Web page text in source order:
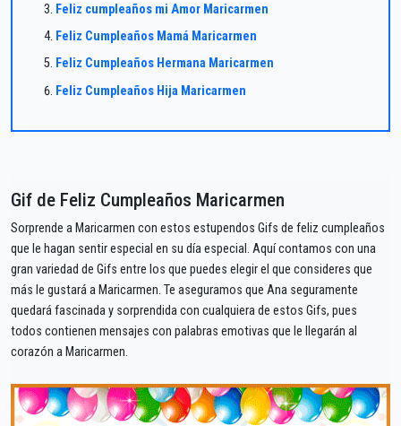
Feliz cumpleaños mi Amor Maricarmen
Feliz Cumpleaños Mamá Maricarmen
Feliz Cumpleaños Hermana Maricarmen
Feliz Cumpleaños Hija Maricarmen
Gif de Feliz Cumpleaños Maricarmen
Sorprende a Maricarmen con estos estupendos Gifs de feliz cumpleaños
que le hagan sentir especial en su día especial. Aquí contamos con una
gran variedad de Gifs entre los que puedes elegir el que consideres que
más le gustará a Maricarmen. Te aseguramos que Ana seguramente
quedará fascinada y sorprendida con cualquiera de estos Gifs, pues
todos contienen mensajes con palabras emotivas que le llegarán al
corazón a Maricarmen.